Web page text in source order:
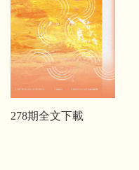
278期全文下載